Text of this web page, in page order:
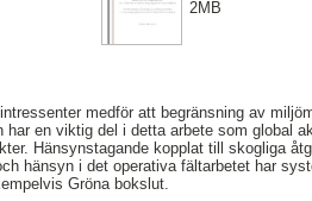
2MB
medför att begränsning av
en viktig del i detta arbete som global
Hänsynstagande kopplat till skogliga
hänsyn i det operativa fältarbetet har
Gröna bokslut.